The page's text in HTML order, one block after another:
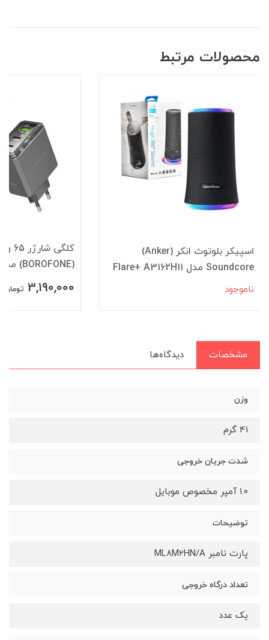
محصولات مرتبط
اسپیکر بلوتوث انکر (Anker)
Soundcore مدل Flare+ A3162H11
ناموجود
(BOROFONE) مدل BAS34A
3,190,000 تومان
مشخصات دیدگاه‌ها
وزن
41 گرم
شدت جریان خروجی
۱.۰ آمپر مخصوص موبایل
توضیحات
پارت نامبر ML۸M۲HN/A
تعداد درگاه خروجی
یک عدد